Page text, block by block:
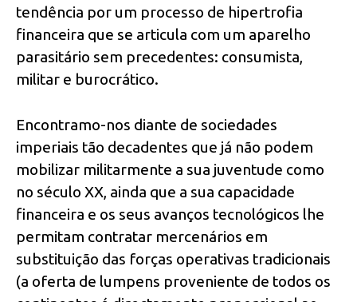
tendência por um processo de hipertrofia
financeira que se articula com um aparelho
parasitário sem precedentes: consumista,
militar e burocrático.
Encontramo-nos diante de sociedades
imperiais tão decadentes que já não podem
mobilizar militarmente a sua juventude como
no século XX, ainda que a sua capacidade
financeira e os seus avanços tecnológicos lhe
permitam contratar mercenários em
substituição das forças operativas tradicionais
(a oferta de lumpens proveniente de todos os